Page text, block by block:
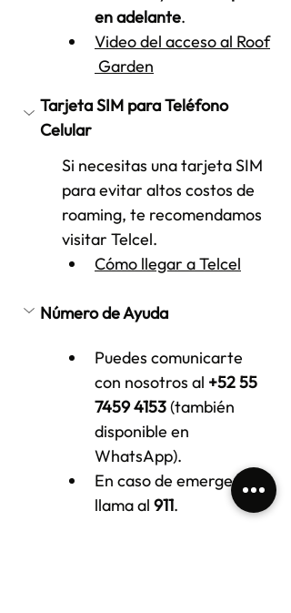
en adelante.
Video del acceso al Roof
Garden
Tarjeta SIM para Teléfono
Celular
Si necesitas una tarjeta SIM
para evitar altos costos de
roaming, te recomendamos
visitar Telcel.
Cómo llegar a Telcel
Número de Ayuda
Puedes comunicarte
con nosotros al +52 55
7459 4153 (también
disponible en
WhatsApp).
En caso de emergencia,
llama al 911.